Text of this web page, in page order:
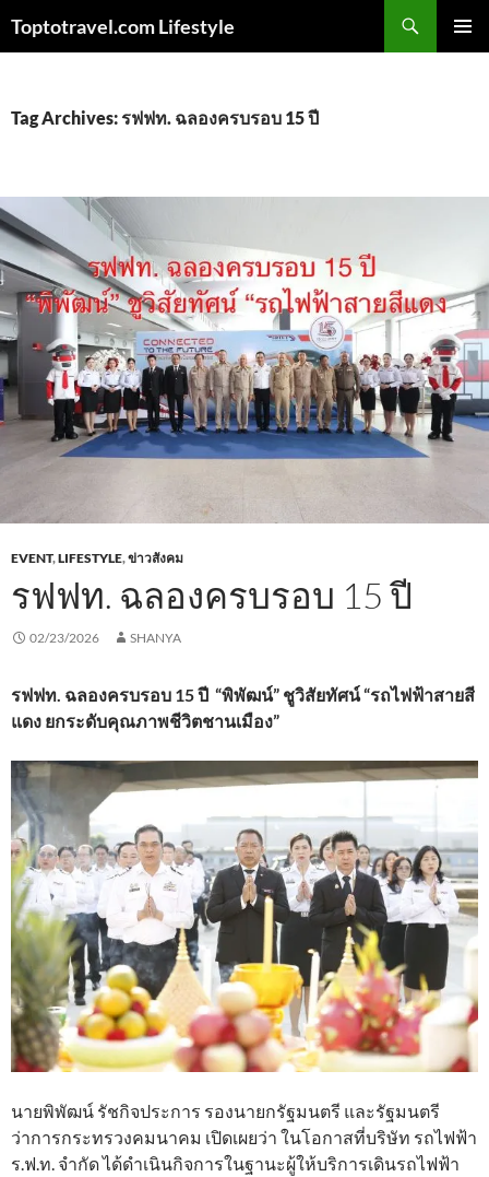
Toptotravel.com Lifestyle
Tag Archives: รฟฟท. ฉลองครบรอบ 15 ปี
EVENT,LIFESTYLE,ข่าวสังคม
รฟฟท. ฉลองครบรอบ 15 ปี
02/23/2026 SHANYA
รฟฟท. ฉลองครบรอบ 15 ปี “พิพัฒน์” ชูวิสัยทัศน์ “รถไฟฟ้าสายสี
แดง ยกระดับคุณภาพชีวิตชานเมือง”
นายพิพัฒน์ รัชกิจประการ รองนายกรัฐมนตรี และรัฐมนตรี
ว่าการกระทรวงคมนาคม เปิดเผยว่า ในโอกาสที่บริษัท รถไฟฟ้า
ร.ฟ.ท. จำกัด ได้ดำเนินกิจการในฐานะผู้ให้บริการเดินรถไฟฟ้า